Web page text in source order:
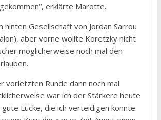
erklärte Marotte.
hinten Gesellschaft von Jordan Sarrou
aber vorne wollte Koretzky nicht
möglicherweise noch mal den
vorletzten Runde dann noch mal
war ich der Stärkere heute
Lücke, die ich verteidigen konnte.